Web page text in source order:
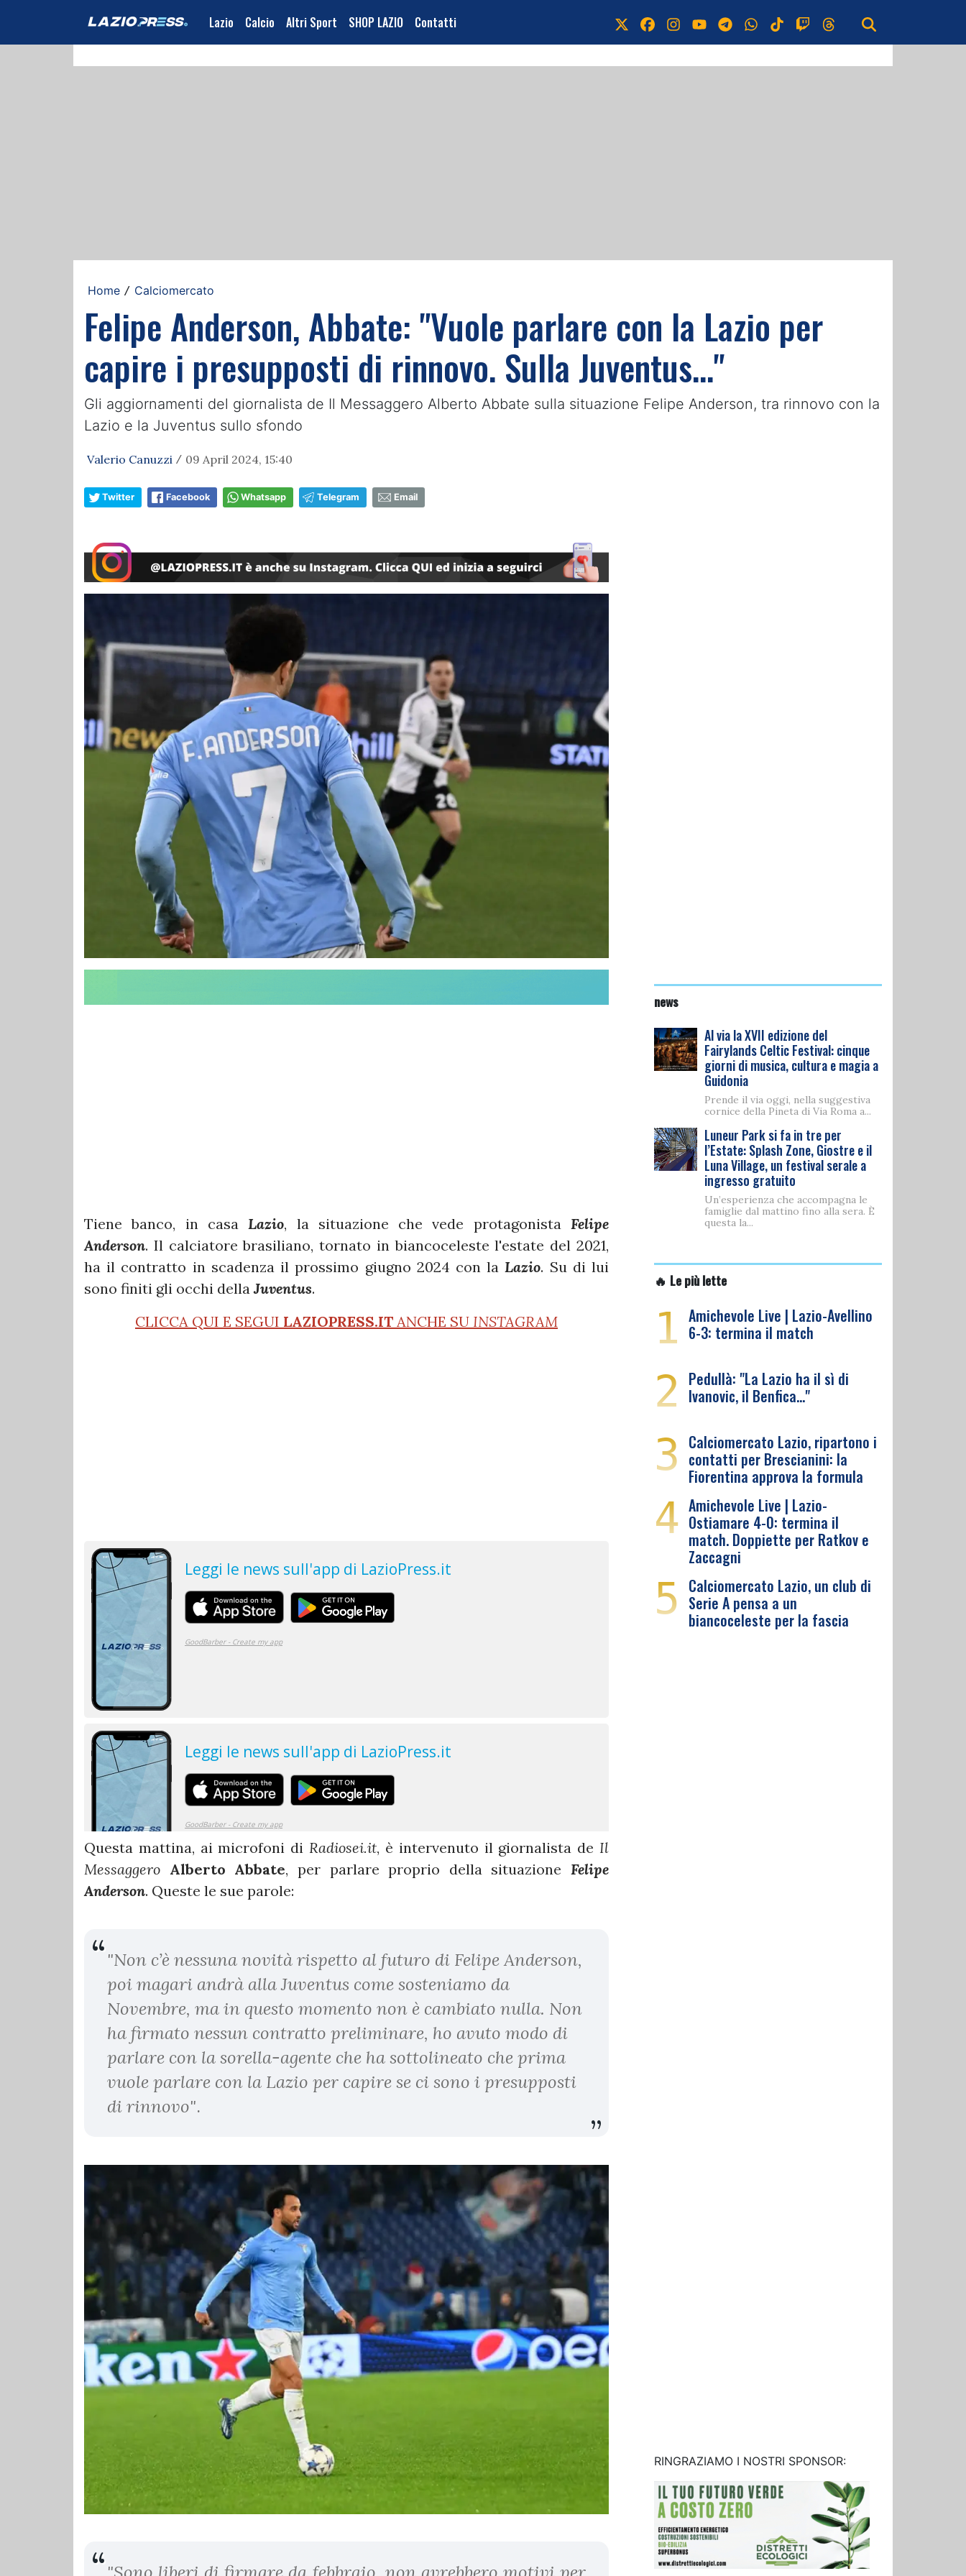
Lazio Calcio Altri Sport SHOP LAZIO Contatti
Home / Calciomercato
Felipe Anderson, Abbate: "Vuole parlare con la Lazio per
capire i presupposti di rinnovo. Sulla Juventus..."
Gli aggiornamenti del giornalista de Il Messaggero Alberto Abbate sulla situazione Felipe Anderson, tra rinnovo con la
Lazio e la Juventus sullo sfondo
Valerio Canuzzi / 09 April 2024, 15:40
Twitter Facebook Whatsapp Telegram Email
Tiene banco, in casa Lazio, la situazione che vede protagonista Felipe
Anderson. Il calciatore brasiliano, tornato in biancoceleste l'estate del 2021,
ha il contratto in scadenza il prossimo giugno 2024 con la Lazio. Su di lui
sono finiti gli occhi dellaJuventus.
CLICCA QUI E SEGUI LAZIOPRESS.IT ANCHE SU INSTAGRAM
Questa mattina, ai microfoni di Radiosei.it, è intervenuto il giornalista de Il
Messaggero Alberto Abbate, per parlare proprio della situazione Felipe
Anderson. Queste le sue parole:
"Non c’è nessuna novità rispetto al futuro di Felipe Anderson,
poi magari andrà alla Juventus come sosteniamo da
Novembre, ma in questo momento non è cambiato nulla. Non
ha firmato nessun contratto preliminare, ho avuto modo di
parlare con la sorella-agente che ha sottolineato che prima
vuole parlare con la Lazio per capire se ci sono i presupposti
di rinnovo".
news
Al via la XVII edizione del
Fairylands Celtic Festival: cinque
giorni di musica, cultura e magia a
Guidonia
Prende il via oggi, nella suggestiva
cornice della Pineta di Via Roma a...
Luneur Park si fa in tre per
l’Estate: Splash Zone, Giostre e il
Luna Village, un festival serale a
ingresso gratuito
Un’esperienza che accompagna le
famiglie dal mattino fino alla sera. È
questa la...
🔥 Le più lette
1 Amichevole Live | Lazio-Avellino
6-3: termina il match
2 Pedullà: "La Lazio ha il sì di
Ivanovic, il Benfica…"
3 Calciomercato Lazio, ripartono i
contatti per Brescianini: la
Fiorentina approva la formula
4 Amichevole Live | Lazio-
Ostiamare 4-0: termina il
match. Doppiette per Ratkov e
Zaccagni
5 Calciomercato Lazio, un club di
Serie A pensa a un
biancoceleste per la fascia
RINGRAZIAMO I NOSTRI SPONSOR: